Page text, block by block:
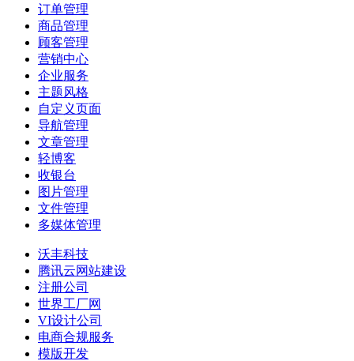
订单管理
商品管理
顾客管理
营销中心
企业服务
主题风格
自定义页面
导航管理
文章管理
轻博客
收银台
图片管理
文件管理
多媒体管理
沃丰科技
腾讯云网站建设
注册公司
世界工厂网
VI设计公司
电商合规服务
模版开发